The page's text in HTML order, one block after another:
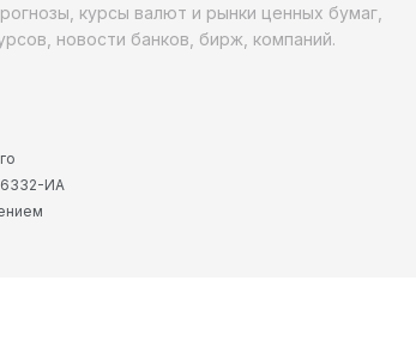
курсы валют и рынки ценных бумаг,
новости банков, бирж, компаний.
ИА